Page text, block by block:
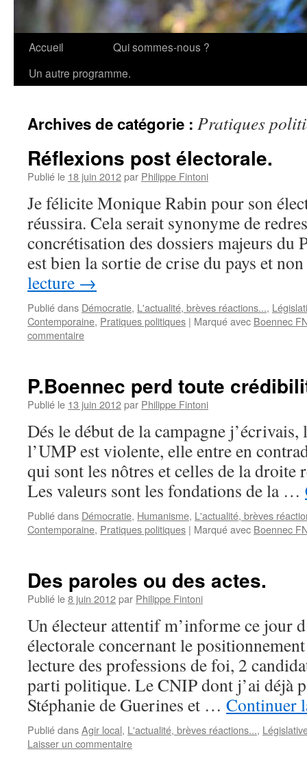
Aller
Accueil
Qui sommes-nous ?
Un autre programme.
Archives de catégorie : Pratiques
Réflexions post électorale.
Publié le 18 juin 2012par Philippe Fintoni
Je félicite Monique Rabin pour son
réussira. Cela serait synonyme de
concrétisation des dossiers majeurs du
est bien la sortie de crise du pays et
lecture →
Publié dans Démocratie, L'actualité, brèves réactions...,
Contemporaine, Pratiques politiques | Marqué avec Boennec
commentaire
P.Boennec perd toute
Publié le 13 juin 2012par Philippe Fintoni
Dés le début de la campagne
l’UMP est violente, elle entre en
qui sont les nôtres et celles de la droite
Les valeurs sont les fondations de la …
Publié dans Démocratie, Humanisme, L'actualité, brèves
Contemporaine, Pratiques politiques | Marqué avec Boennec
Des paroles ou des actes.
Publié le8 juin 2012par Philippe Fintoni
Un électeur attentif m’informe ce jour
électorale concernant le
lecture des professions de foi, 2
parti politique. Le CNIP dont j’ai déjà
Stéphanie de Guerines et … Continuer
Publié dansAgir local, L'actualité, brèves réactions...,
Laisser un commentaire